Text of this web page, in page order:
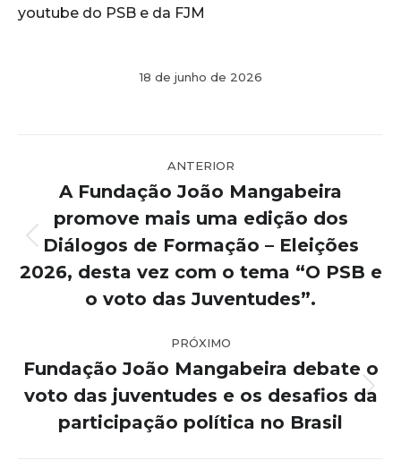
youtube do PSB e da FJM
18 de junho de 2026
post:
ANTERIOR
Post
anterior:
A Fundação João Mangabeira
promove mais uma edição dos
Diálogos de Formação – Eleições
2026, desta vez com o tema “O PSB e
o voto das Juventudes”.
PRÓXIMO
Próximo
post:
Fundação João Mangabeira debate o
voto das juventudes e os desafios da
participação política no Brasil